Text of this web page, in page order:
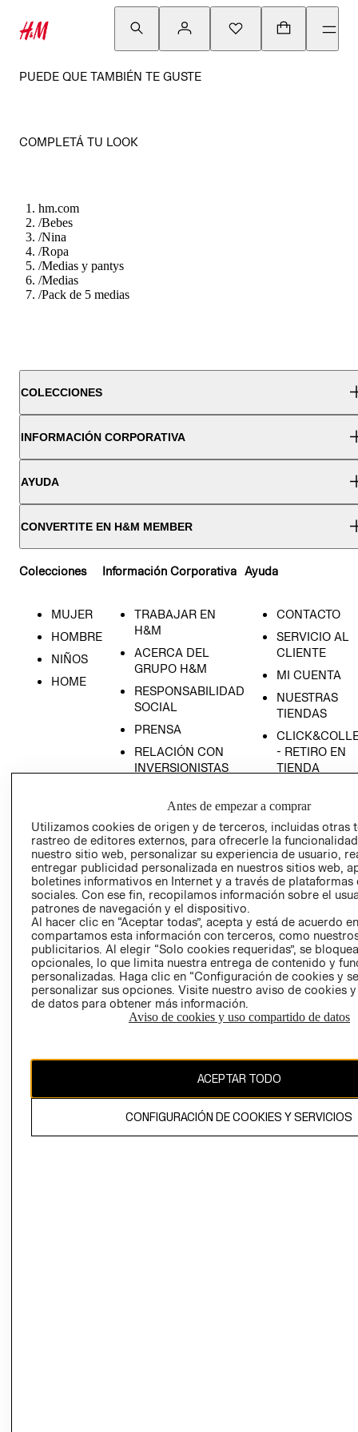
PUEDE QUE TAMBIÉN TE GUSTE
COMPLETÁ TU LOOK
hm.com
/Bebes
/Nina
/Ropa
/Medias y pantys
/Medias
/Pack de 5 medias
COLECCIONES
INFORMACIÓN CORPORATIVA
AYUDA
CONVERTITE EN H&M MEMBER
Colecciones
MUJER
HOMBRE
NIÑOS
HOME
Información Corporativa
TRABAJAR EN
H&M
ACERCA DEL
GRUPO H&M
RESPONSABILIDAD
SOCIAL
PRENSA
RELACIÓN CON
INVERSIONISTAS
EMPRESARIAL
Ayuda
CONTACTO
SERVICIO AL
CLIENTE
MI CUENTA
NUESTRAS
TIENDAS
- RETIRO EN
TIENDA
CONDICIONES
AVISO DE
PRIVACIDAD
GIFT CARD
AVISO DE
El contenido de esta página web está protegido por copyright y es
Antes de empezar a comprar
Utilizamos cookies de origen y de terceros, incluidas otras
rastreo de editores externos, para ofrecerle la
nuestro sitio web, personalizar su experiencia de usuario,
entregar publicidad personalizada en nuestros sitios web,
boletines informativos en Internet y a través de plataformas
sociales. Con ese fin, recopilamos información sobre el
patrones de navegación y el dispositivo.
Al hacer clic en “Aceptar todas”, acepta y está de acuerdo
compartamos esta información con terceros, como
publicitarios. Al elegir “Solo cookies requeridas”, se
opcionales, lo que limita nuestra entrega de contenido y
personalizadas. Haga clic en “Configuración de cookies y
personalizar sus opciones. Visite nuestro aviso de cookies
de datos para obtener más información.
Aviso de cookies y uso compartido de datos
ACEPTAR TODO
CONFIGURACIÓN DE COOKIES Y SERVICIOS